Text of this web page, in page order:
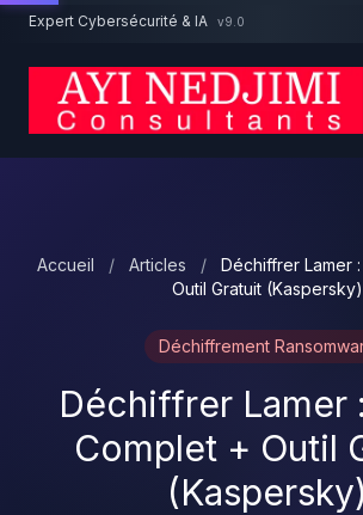
Aller au contenu principal
Expert Cybersécurité & IA v9.0
Accueil / Articles /
Déchiffrer Lamer
Outil Gratuit (Kaspersky)
Déchiffrement
Déchiffrer Lamer
Complet + Outil
(Kaspersky)
Un projet cybersécurité ?